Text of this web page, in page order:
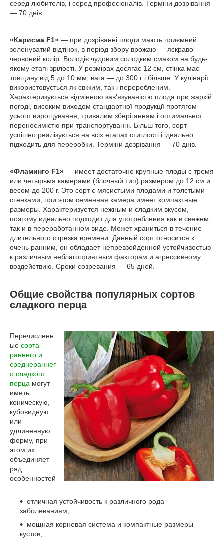
серед любителів, і серед професіоналів. Терміни дозрівання
— 70 днів.
«Карисма F1» — при дозріванні плоди мають приємний
зеленуватий відтінок, в період збору врожаю — яскраво-
червоний колір. Володіє чудовим солодким смаком на будь-
якому етапі зрілості. У розмірах досягає 12 см, стінка має
товщину від 5 до 10 мм, вага — до 300 г і більше. У кулінарії
використовується як свіжим, так і переробленим.
Характеризується відмінною зав'язуваністю плода при жаркій
погоді, високим виходом стандартної продукції протягом
усього вирощування, тривалим зберіганням і оптимальної
переносимістю при транспортуванні. Більш того, сорт
успішно реалізується на всіх етапах стиглості і ідеально
підходить для переробки. Терміни дозрівання — 70 днів.
«Фламинго F1» — имеет достаточно крупные плоды с тремя
или четырьмя камерами (блочный тип) размером до 12 см и
весом до 200 г. Это сорт с мясистыми плодами и толстыми
стенками, при этом семенная камера имеет компактные
размеры. Характеризуется нежным и сладким вкусом,
поэтому идеально подходит для употребления как в свежем,
так и в переработанном виде. Может храниться в течение
длительного отрезка времени. Данный сорт относится к
очень ранним, он обладает непревзойденной устойчивостью
к различным неблагоприятным факторам и агрессивному
воздействию. Сроки созревания — 65 дней.
Общие свойства популярных сортов
сладкого перца
Перечисленн
ые сорта
раннего и
среднераннег
о сладкого
перца могут
иметь
коническую,
кубовидную
или
удлиненную
форму, при
этом их
объединяет
ряд
особенностей
:
отличная устойчивость к различного рода
заболеваниям;
мощная корневая система и компактные размеры
кустов;